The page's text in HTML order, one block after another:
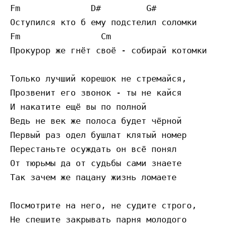
Fm              D#         G#
Оступился кто б ему подстелил соломки
Fm                Cm
Прокурор же гнёт своё - собирай котомки
Только лучший корешок не стремайся,
Прозвенит его звонок - ты не кайся
И накатите ещё вы по полной
Ведь не век же полоса будет чёрной
Первый раз одел бушлат клятый номер
Перестаньте осуждать он всё понял
От тюрьмы да от судьбы сами знаете
Так зачем же пацану жизнь ломаете
Посмотрите на него, не судите строго,
Не спешите закрывать парня молодого